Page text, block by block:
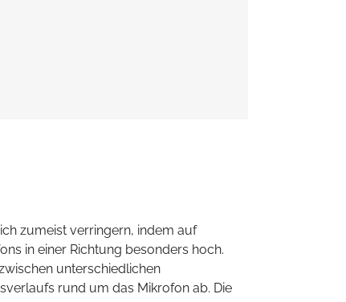
zumeist verringern, indem auf
in einer Richtung besonders hoch.
unterschiedlichen
rund um das Mikrofon ab. Die